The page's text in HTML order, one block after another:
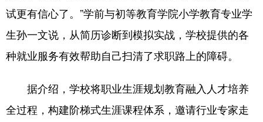
试更有信心了。”学前与初等教育学院小学教育专业学
生孙一文说，从简历诊断到模拟实战，学校提供的各
种就业服务有效帮助自己扫清了求职路上的障碍。
据介绍，学校将职业生涯规划教育融入人才培养
全过程，构建阶梯式生涯课程体系，邀请行业专家走